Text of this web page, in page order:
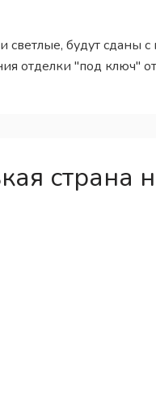
будут сданы с
отделки "под ключ"
страна